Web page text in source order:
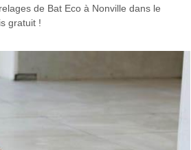
de Bat Eco à Nonville dans le
gratuit !